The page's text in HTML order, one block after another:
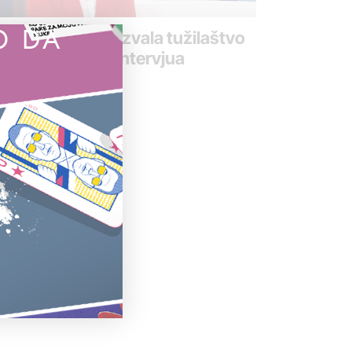
Popović pozvala tužilaštvo
reaguje nakon intervjua
mart 2022.
DA